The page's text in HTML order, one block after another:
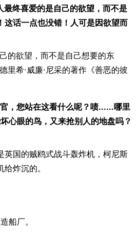
最终喜爱的是自己的欲望，而不是
这话一点也没错！人可是因欲望而
的欲望，而不是自己想要的东
里希·威廉·尼采的著作《善恶的彼
，您站在这看什么呢？啧……哪里
心眼的鸟，又来抢别人的地盘吗？
英国的贼鸥式战斗轰炸机，柯尼斯
炸沉的。
船厂。